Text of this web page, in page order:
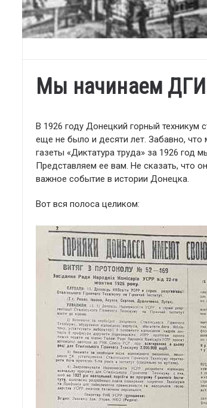
Мы начинаем
В 1926 году Донецкий горный техникум
еще не было и десяти лет. Забавно, что
газеты «Диктатура труда» за 1926
Представляем ее вам. Не сказать, что
важное событие в истории Донецка.
Вот вся полоса целиком: